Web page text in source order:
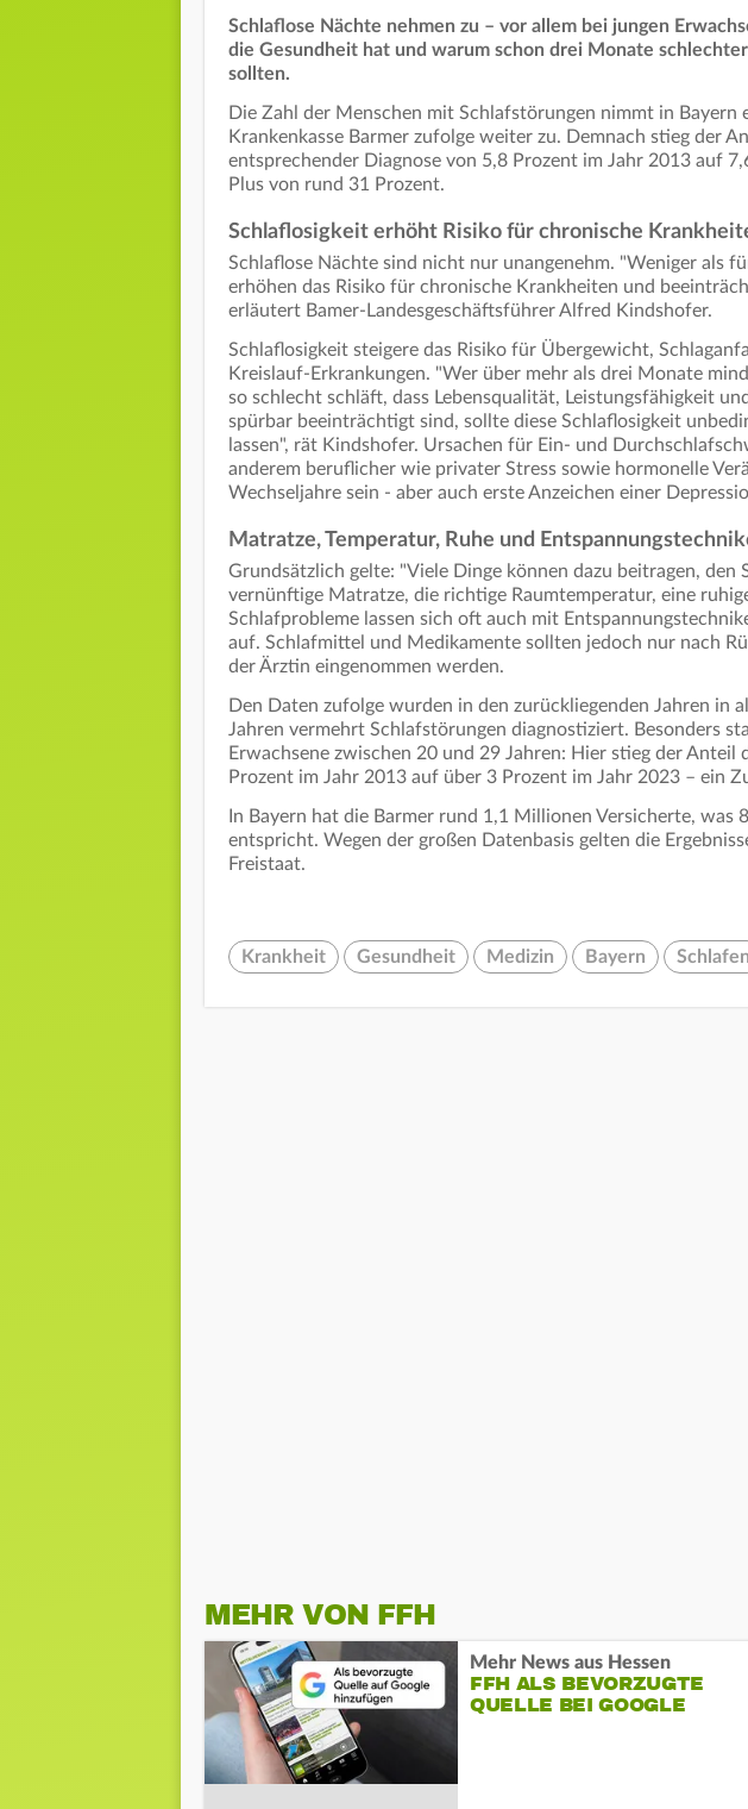
Schlaflose Nächte nehmen zu – vor allem bei jungen
die Gesundheit hat und warum schon drei Monate
sollten.
Die Zahl der Menschen mit Schlafstörungen nimmt in Bayern
Krankenkasse Barmer zufolge weiter zu. Demnach stieg der
entsprechender Diagnose von 5,8 Prozent im Jahr 2013 auf
Plus von rund 31 Prozent.
Schlaflosigkeit erhöht Risiko für chronische
Schlaflose Nächte sind nicht nur unangenehm. "Weniger als
erhöhen das Risiko für chronische Krankheiten und
erläutert Bamer-Landesgeschäftsführer Alfred Kindshofer.
Schlaflosigkeit steigere das Risiko für Übergewicht,
Kreislauf-Erkrankungen. "Wer über mehr als drei Monate
so schlecht schläft, dass Lebensqualität, Leistungsfähigkeit
spürbar beeinträchtigt sind, sollte diese Schlaflosigkeit
lassen", rät Kindshofer. Ursachen für Ein- und
anderem beruflicher wie privater Stress sowie hormonelle
Wechseljahre sein - aber auch erste Anzeichen einer
Matratze, Temperatur, Ruhe und
Grundsätzlich gelte: "Viele Dinge können dazu beitragen, den
vernünftige Matratze, die richtige Raumtemperatur, eine
Schlafprobleme lassen sich oft auch mit
auf. Schlafmittel und Medikamente sollten jedoch nur nach
der Ärztin eingenommen werden.
Den Daten zufolge wurden in den zurückliegenden Jahren in
Jahren vermehrt Schlafstörungen diagnostiziert. Besonders
Erwachsene zwischen 20 und 29 Jahren: Hier stieg der Anteil
Prozent im Jahr 2013 auf über 3 Prozent im Jahr 2023 – ein
In Bayern hat die Barmer rund 1,1 Millionen Versicherte, was
entspricht. Wegen der großen Datenbasis gelten die
Freistaat.
Krankheit Gesundheit Medizin Bayern Schlafen
MEHR VON FFH
Mehr News aus Hessen
FFH ALS BEVORZUGTE
QUELLE BEI GOOGLE